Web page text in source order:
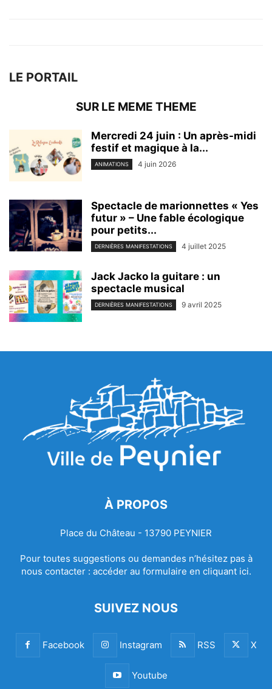
LE PORTAIL
SUR LE MEME THEME
Mercredi 24 juin : Un après-midi
festif et magique à la...
ANIMATIONS 4 juin 2026
Spectacle de marionnettes « Yes
futur » – Une fable écologique
pour petits...
DERNIÈRES MANIFESTATIONS 4 juillet 2025
Jack Jacko la guitare : un
spectacle musical
DERNIÈRES MANIFESTATIONS 9 avril 2025
À PROPOS
Place du Château - 13790 PEYNIER
Pour toutes suggestions ou demandes n’hésitez pas à
nous contacter : accéder au formulaire en cliquant ici.
SUIVEZ NOUS
Facebook Instagram RSS X
Youtube